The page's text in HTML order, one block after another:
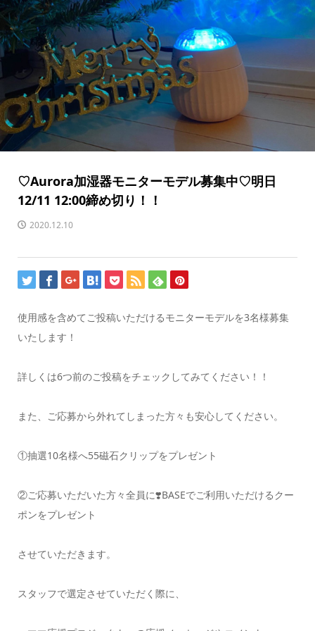
♡Aurora加湿器モニターモデル募集中♡明日
12/11 12:00締め切り！！
2020.12.10
使用感を含めてご投稿いただけるモニターモデルを3名様募集
いたします！
詳しくは6つ前のご投稿をチェックしてみてください！！
また、ご応募から外れてしまった方々も安心してください️。
①抽選10名様へ55磁石クリップをプレゼント
②ご応募いただいた方々全員に❣️BASEでご利用いただけるクー
ポンをプレゼント
させていただきます。
スタッフで選定させていただく際に、️